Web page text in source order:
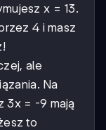
x = 13.
4 i masz
ale
Na
3x = -9 mają
to